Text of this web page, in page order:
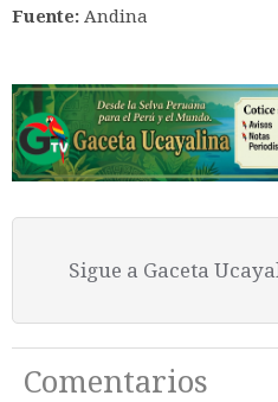
Fuente: Andina
Sigue a Gaceta
Comentarios